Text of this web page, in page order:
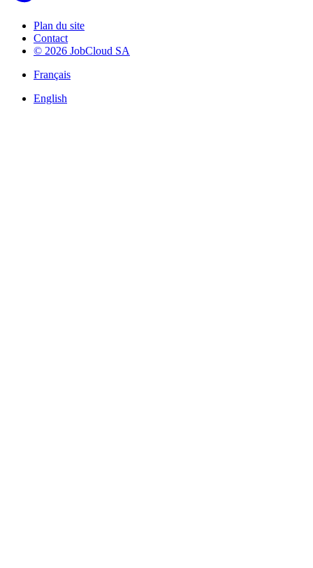
Plan du site
Contact
© 2026 JobCloud SA
Français
English